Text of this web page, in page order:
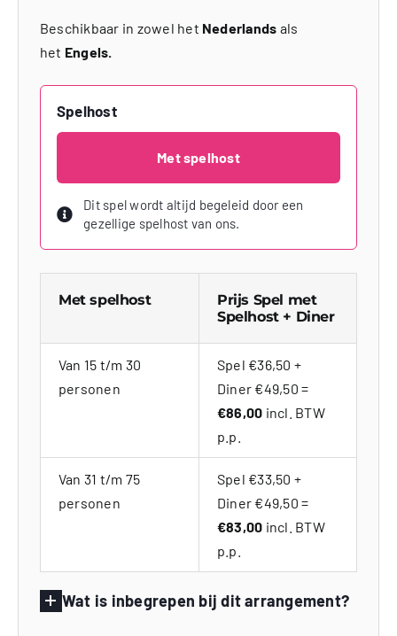
Beschikbaar in zowel het Nederlands als
het Engels.
Spelhost
Met spelhost
Dit spel wordt altijd begeleid door een
gezellige spelhost van ons.
Met spelhost
Prijs Spel met
Spelhost + Diner
Van 15 t/m 30
personen
Spel €36,50 +
Diner €49,50 =
€86,00 incl. BTW
p.p.
Van 31 t/m 75
personen
Spel €33,50 +
Diner €49,50 =
€83,00 incl. BTW
p.p.
Wat is inbegrepen bij dit arrangement?